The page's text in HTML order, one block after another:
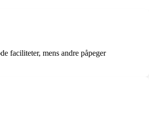
faciliteter, mens andre påpeger